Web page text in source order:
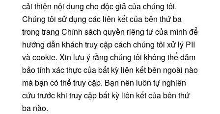
cải thiện nội dung cho độc giả của chúng tôi.
Chúng tôi sử dụng các liên kết của bên thứ ba
trong trang Chính sách quyền riêng tư của mình để
hướng dẫn khách truy cập cách chúng tôi xử lý PII
và cookie. Xin lưu ý rằng chúng tôi không thể đảm
bảo tính xác thực của bất kỳ liên kết bên ngoài nào
mà bạn có thể truy cập. Bạn nên luôn tự nghiên
cứu trước khi truy cập bất kỳ liên kết của bên thứ
ba nào.